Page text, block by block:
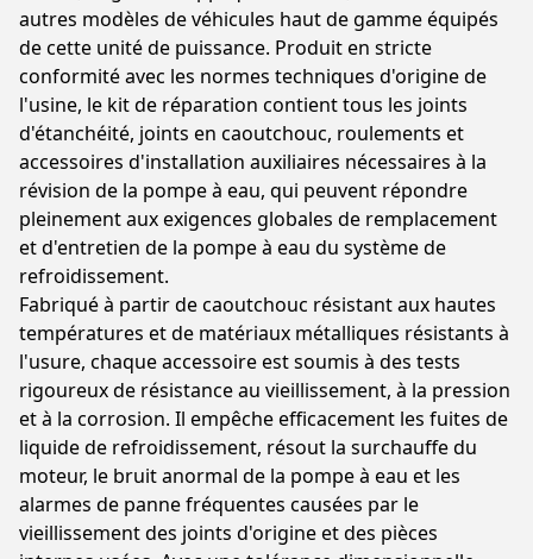
autres modèles de véhicules haut de gamme équipés
de cette unité de puissance. Produit en stricte
conformité avec les normes techniques d'origine de
l'usine, le kit de réparation contient tous les joints
d'étanchéité, joints en caoutchouc, roulements et
accessoires d'installation auxiliaires nécessaires à la
révision de la pompe à eau, qui peuvent répondre
pleinement aux exigences globales de remplacement
et d'entretien de la pompe à eau du système de
refroidissement.
Fabriqué à partir de caoutchouc résistant aux hautes
températures et de matériaux métalliques résistants à
l'usure, chaque accessoire est soumis à des tests
rigoureux de résistance au vieillissement, à la pression
et à la corrosion. Il empêche efficacement les fuites de
liquide de refroidissement, résout la surchauffe du
moteur, le bruit anormal de la pompe à eau et les
alarmes de panne fréquentes causées par le
vieillissement des joints d'origine et des pièces